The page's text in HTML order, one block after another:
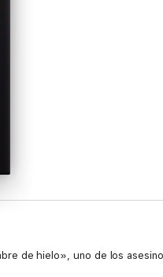
de hielo», uno de los